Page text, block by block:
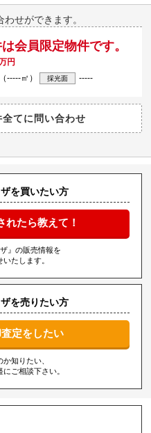
せができます。
会員限定物件です。
円
-----㎡） 採光面 -----
を買いたい方
れたら教えて！
』の販売情報を
たします。
を売りたい方
定をしたい
知りたい、
ご相談下さい。